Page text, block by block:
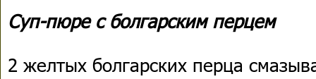
Суп-пюре с болгарским перцем
2 желтых болгарских перца